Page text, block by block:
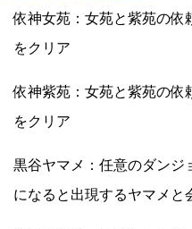
依神女苑：女苑と紫苑の依
をクリア
依神紫苑：女苑と紫苑の依
をクリア
黒谷ヤマメ：任意のダンジ
になると出現するヤマメと